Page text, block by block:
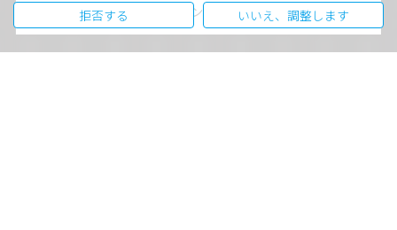
2026.06.08 株式会社フジキンは、給付型奨学金制度を導入しま
拒否する
いいえ、調整します